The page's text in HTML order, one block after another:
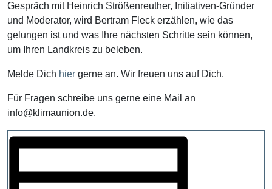
Gespräch mit Heinrich Strößenreuther, Initiativen-Gründer
und Moderator, wird Bertram Fleck erzählen, wie das
gelungen ist und was Ihre nächsten Schritte sein können,
um Ihren Landkreis zu beleben.
Melde Dich hier gerne an. Wir freuen uns auf Dich.
Für Fragen schreibe uns gerne eine Mail an
info@klimaunion.de.